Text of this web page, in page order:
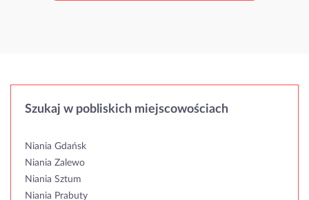
Szukaj w pobliskich miejscowościach
Niania Gdańsk
Niania Zalewo
Niania Sztum
Niania Prabuty